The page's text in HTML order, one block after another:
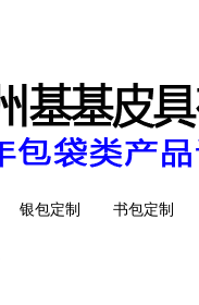
银包定制 书包定制